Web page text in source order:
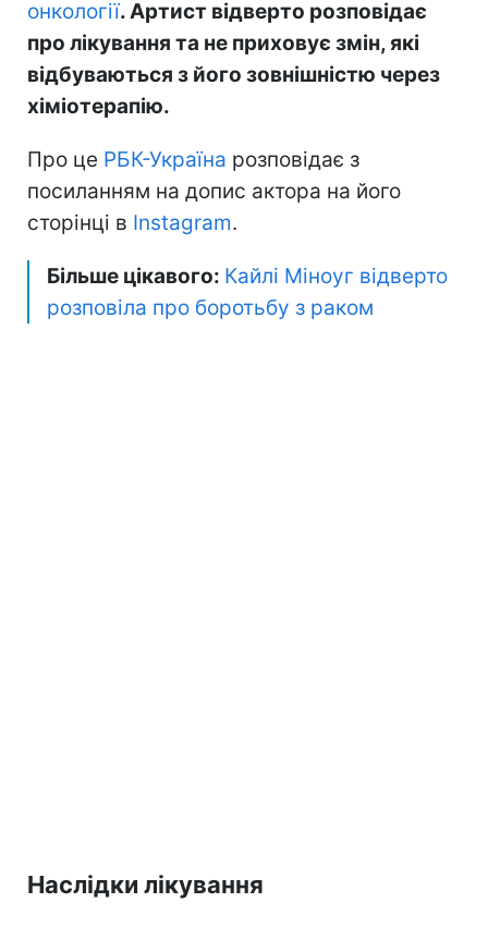
онкології. Артист відверто розповідає
про лікування та не приховує змін, які
відбуваються з його зовнішністю через
хіміотерапію.
Про це РБК-Україна розповідає з
посиланням на допис актора на його
сторінці в Instagram.
Більше цікавого: Кайлі Міноуг відверто
розповіла про боротьбу з раком
Наслідки лікування